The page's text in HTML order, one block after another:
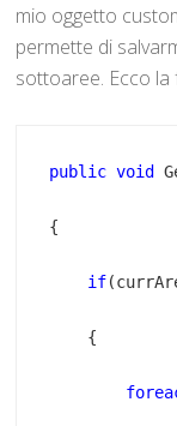
mio oggetto
permette di
sottoaree. Ecco
public void
if